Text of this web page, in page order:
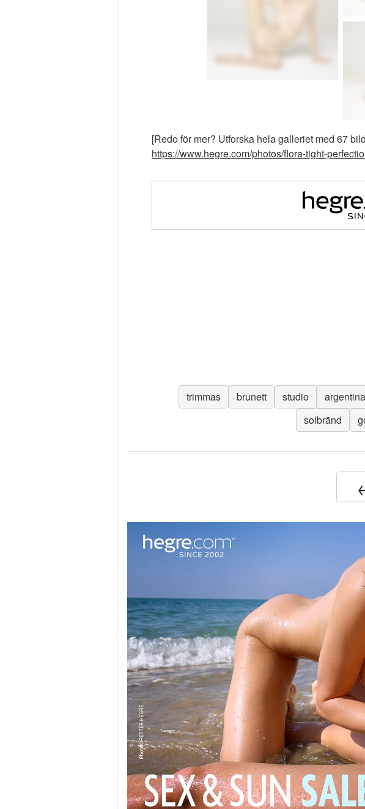
[Redo för mer? Utforska hela galleriet med 67
https://www.hegre.com/photos/flora-tight-
trimmas brunett studio argentina
solbränd